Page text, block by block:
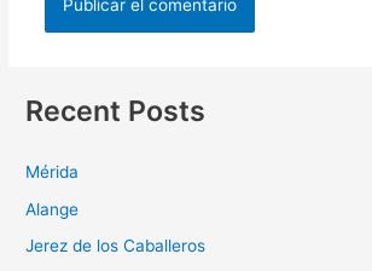
Recent Posts
Mérida
Alange
Jerez de los Caballeros